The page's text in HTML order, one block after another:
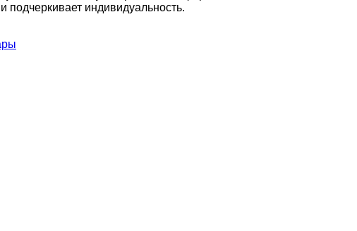
подчеркивает индивидуальность.